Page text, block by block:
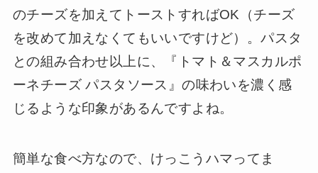
のチーズを加えてトーストすればOK（チーズ
を改めて加えなくてもいいですけど）。パスタ
との組み合わせ以上に、『トマト＆マスカルポ
ーネチーズ パスタソース』の味わいを濃く感
じるような印象があるんですよね。
簡単な食べ方なので、けっこうハマってま